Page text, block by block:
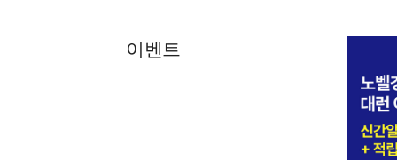
이벤트